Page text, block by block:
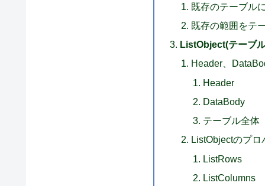
既存のテーブル
既存の範囲をテ
ListObject(テーブ
Header、
Header
DataBody
テーブル全体
ListObjectのプロ
ListRows
ListColumns